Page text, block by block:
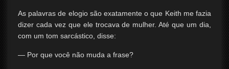
As palavras de elogio são exatamente o que Keith me fazia
dizer cada vez que ele trocava de mulher. Até que um dia,
com um tom sarcástico, disse:
— Por que você não muda a frase?